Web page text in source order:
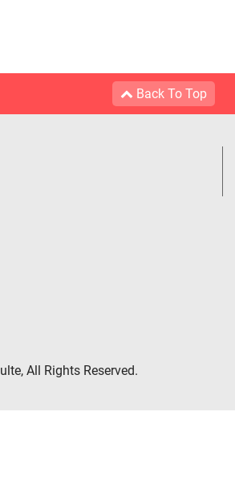
Back To Top
All Rights Reserved.